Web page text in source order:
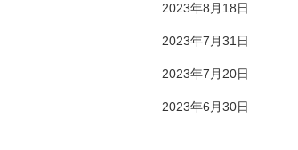
2023年8月18日
2023年7月31日
2023年7月20日
2023年6月30日